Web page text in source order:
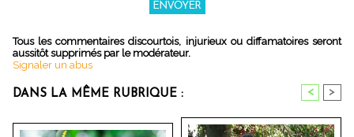
Tous les commentaires discourtois, injurieux ou diffamatoires seront
aussitôt supprimés par le modérateur.
Signaler un abus
DANS LA MÊME RUBRIQUE : < >